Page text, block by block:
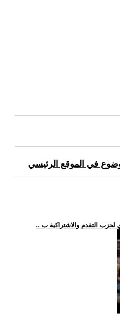
في الموقع الرئيسي
لحزب التقدم والاشتراكية ب